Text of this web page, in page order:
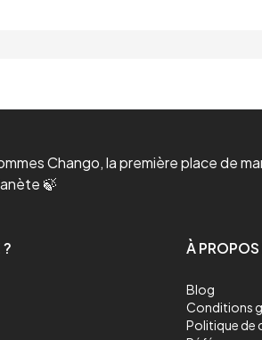
Chango, la première place de
🍃
? À
Blog
Conditions
Politique de